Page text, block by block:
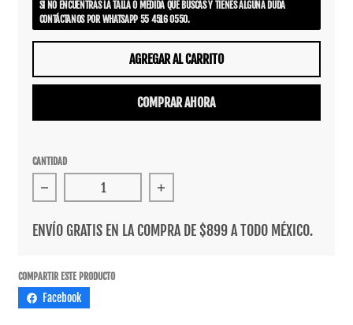
SI NO ENCUENTRAS LA TALLA O MEDIDA QUE BUSCAS Y TIENES ALGUNA DUDA
CONTÁCTANOS POR WHATSAPP 55 4516 0550.
AGREGAR AL CARRITO
COMPRAR AHORA
CANTIDAD
Reducir cantidad para Sudadera Primitive X Marvel
Aumentar cantidad para Sudadera
ENVÍO GRATIS EN LA COMPRA DE $899 A TODO MÉXICO.
COMPARTIR ESTE PRODUCTO
Facebook